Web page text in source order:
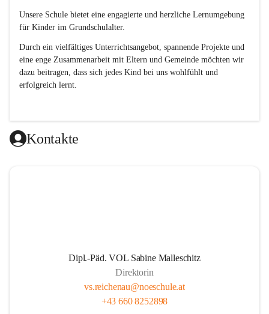
Unsere Schule bietet eine engagierte und herzliche Lernumgebung
für Kinder im Grundschulalter.
Durch ein vielfältiges Unterrichtsangebot, spannende Projekte und
eine enge Zusammenarbeit mit Eltern und Gemeinde möchten wir
dazu beitragen, dass sich jedes Kind bei uns wohlfühlt und
erfolgreich lernt.
Kontakte
Dipl.-Päd. VOL Sabine Malleschitz
Direktorin
vs.reichenau@noeschule.at
+43 660 8252898